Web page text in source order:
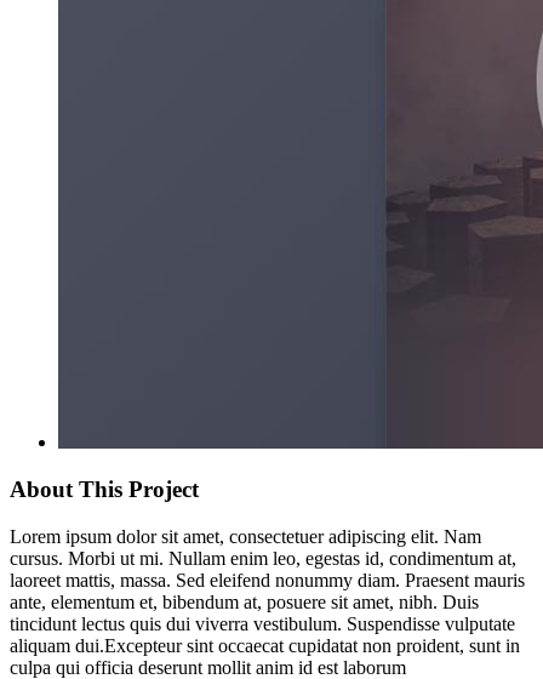
About This Project
Lorem ipsum dolor sit amet, consectetuer adipiscing elit. Nam
cursus. Morbi ut mi. Nullam enim leo, egestas id, condimentum at,
laoreet mattis, massa. Sed eleifend nonummy diam. Praesent mauris
ante, elementum et, bibendum at, posuere sit amet, nibh. Duis
tincidunt lectus quis dui viverra vestibulum. Suspendisse vulputate
aliquam dui.Excepteur sint occaecat cupidatat non proident, sunt in
culpa qui officia deserunt mollit anim id est laborum